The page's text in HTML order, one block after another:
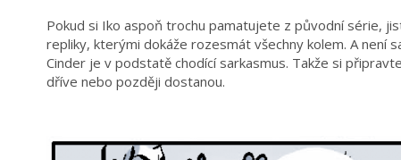
Pokud si Iko aspoň trochu pamatujete z původní série,
repliky, kterými dokáže rozesmát všechny kolem. A není
Cinder je v podstatě chodící sarkasmus. Takže si
dříve nebo později dostanou.